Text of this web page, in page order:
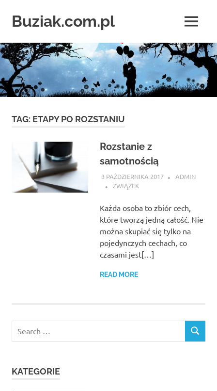
contentBuziak.com.pl
o
portalach
randkowych
MENU
TAG: ETAPY PO ROZSTANIU
Rozstanie z
samotnością
3 PAŹDZIERNIKA 2017
ADMIN
ZWIĄZEK
Każda osoba to zbiór cech,
które tworzą jedną całość. Nie
można skupiać się tylko na
pojedynczych cechach, co
czasami jest[…]
READ MORE
for:
SEARCH
KATEGORIE